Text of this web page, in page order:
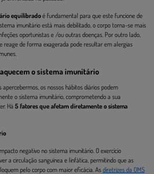
equilibradoé fundamental para que este funcione de
imunitário está mais debilitado, o corpo torna-se mais
oportunistas e /ou outras doenças. Por outro lado,
reage de forma exagerada pode resultar em alergias
o sistema imunitário
apercebermos, os nossos hábitos diários podem
o sistema imunitário, comprometendo a sua
Há 5 fatores que afetam diretamente o sistema
negativo no sistema imunitário. O exercício
a circulação sanguínea e linfática, permitindo que as
pelo corpo com maior eficácia. Asdiretrizes da OMS